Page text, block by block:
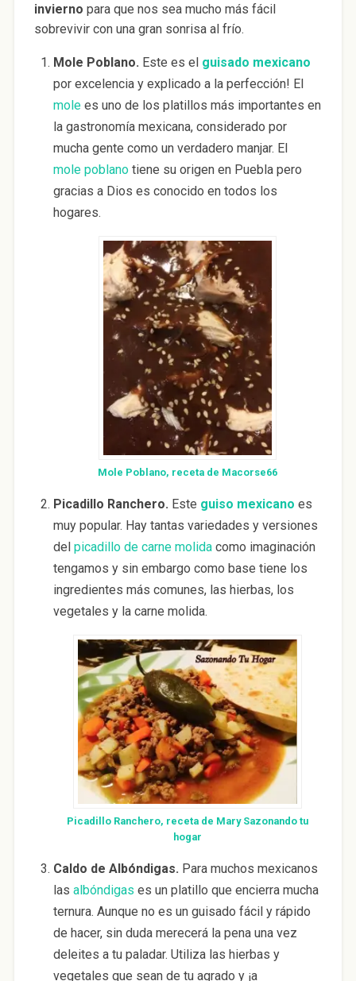
invierno para que nos sea mucho más fácil
sobrevivir con una gran sonrisa al frío.
Mole Poblano. Este es el guisado mexicano
por excelencia y explicado a la perfección! El
molees uno de los platillos más importantes en
la gastronomía mexicana, considerado por
mucha gente como un verdadero manjar. El
mole poblanotiene su origen en Puebla pero
gracias a Dios es conocido en todos los
hogares.
Mole Poblano, receta de Macorse66
Picadillo Ranchero. Este guiso mexicano es
muy popular. Hay tantas variedades y versiones
del picadillo de carne molidacomo imaginación
tengamos y sin embargo como base tiene los
ingredientes más comunes, las hierbas, los
vegetales y la carne molida.
Picadillo Ranchero, receta de Mary Sazonando tu
hogar
Caldo de Albóndigas. Para muchos mexicanos
las albóndigas es un platillo que encierra mucha
ternura. Aunque no es un guisado fácil y rápido
de hacer, sin duda merecerá la pena una vez
deleites a tu paladar. Utiliza las hierbas y
vegetales que sean de tu agrado y ¡a